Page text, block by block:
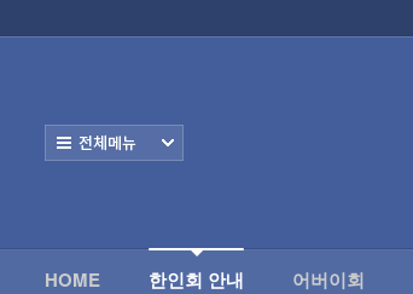
HOME 한인회 안내 어버이회
한인회 안내
- 한인회 연혁